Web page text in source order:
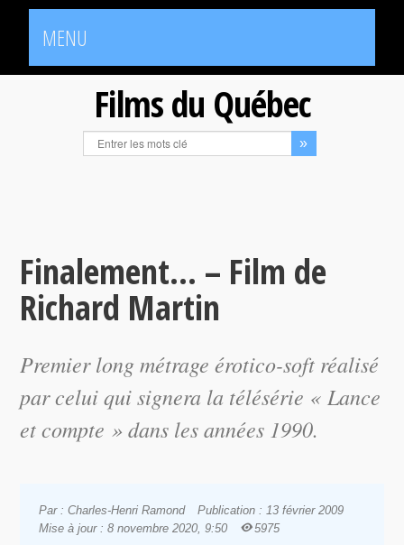
MENU
Films du Québec
Finalement… – Film de
Richard Martin
Premier long métrage érotico-soft réalisé
par celui qui signera la télésérie « Lance
et compte » dans les années 1990.
Par : Charles-Henri Ramond
Publication : 13 février 2009
Mise à jour : 8 novembre 2020, 9:50
5975